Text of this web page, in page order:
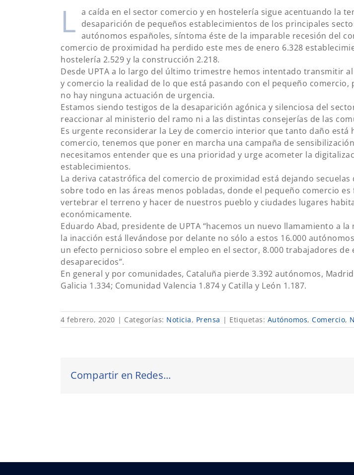
L a caída en el sector comercio y en hostelería sigue acentuando la
desaparición de pequeños establecimientos de los principales
autónomos españoles, síntoma éste de la imparable recesión del
comercio de proximidad ha perdido este mes de enero 6.328
hostelería 2.529 y la construcción 2.218.
Desde UPTA a lo largo del último trimestre hemos intentado transmitir
y comercio la realidad de lo que está pasando con el pequeño
no hay ninguna actuación de urgencia.
Estamos siendo testigos de la desaparición agónica y silenciosa del
reaccionar al ministerio del ramo ni a las distintas consejerías de las
Es urgente reconsiderar la Ley de comercio interior que tanto daño está
comercio, tenemos que poner en marcha una campaña de
necesitamos entender que es una prioridad y urge acometer la
establecimientos.
La deriva catastrófica del comercio de proximidad está dejando
sobre todo en las áreas menos pobladas, donde el pequeño comercio
vertebrar el terreno y hacer de nuestros pueblo y ciudades lugares
económicamente.
Eduardo Abad, presidente de UPTA “hacemos un nuevo llamamiento a
la inacción está llevándose por delante no sólo a estos 16.000
un efecto pernicioso sobre el empleo en el sector, 8.000 trabajadores de
desaparecidos”.
En general y por comunidades, Cataluña pierde 3.392 autónomos,
Galicia 1.334; Comunidad Valencia 1.874 y Catilla y León 1.187.
4 febrero, 2020 | Categorías: Noticia, Prensa | Etiquetas: Autónomos, Comercio,
Compartir en Redes...